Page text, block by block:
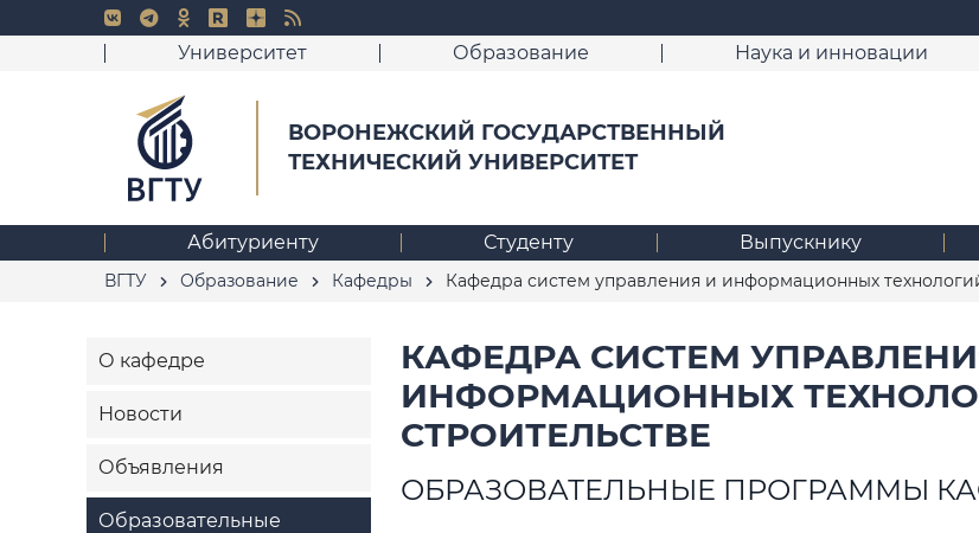
Университет Образование Наука и инновации
ВОРОНЕЖСКИЙ ГОСУДАРСТВЕННЫЙ
ТЕХНИЧЕСКИЙ УНИВЕРСИТЕТ
Абитуриенту Студенту Выпускнику
ВГТУ Образование Кафедры Кафедра систем управления и информационных
О кафедре
Новости
Объявления
Образовательные
КАФЕДРА СИСТЕМ
ИНФОРМАЦИОННЫХ
СТРОИТЕЛЬСТВЕ
ОБРАЗОВАТЕЛЬНЫЕ ПРОГРАММЫ